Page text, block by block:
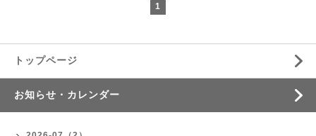
1
トップページ
お知らせ・カレンダー